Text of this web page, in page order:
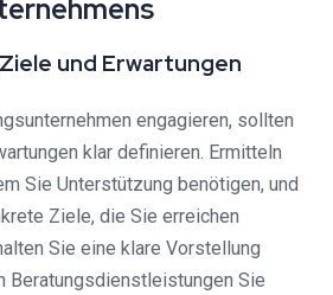
Ziele und Erwartungen
engagieren, sollten
klar definieren. Ermitteln
Sie Unterstützung benötigen, und
Ziele, die Sie erreichen
Sie eine klare Vorstellung
Beratungsdienstleistungen Sie